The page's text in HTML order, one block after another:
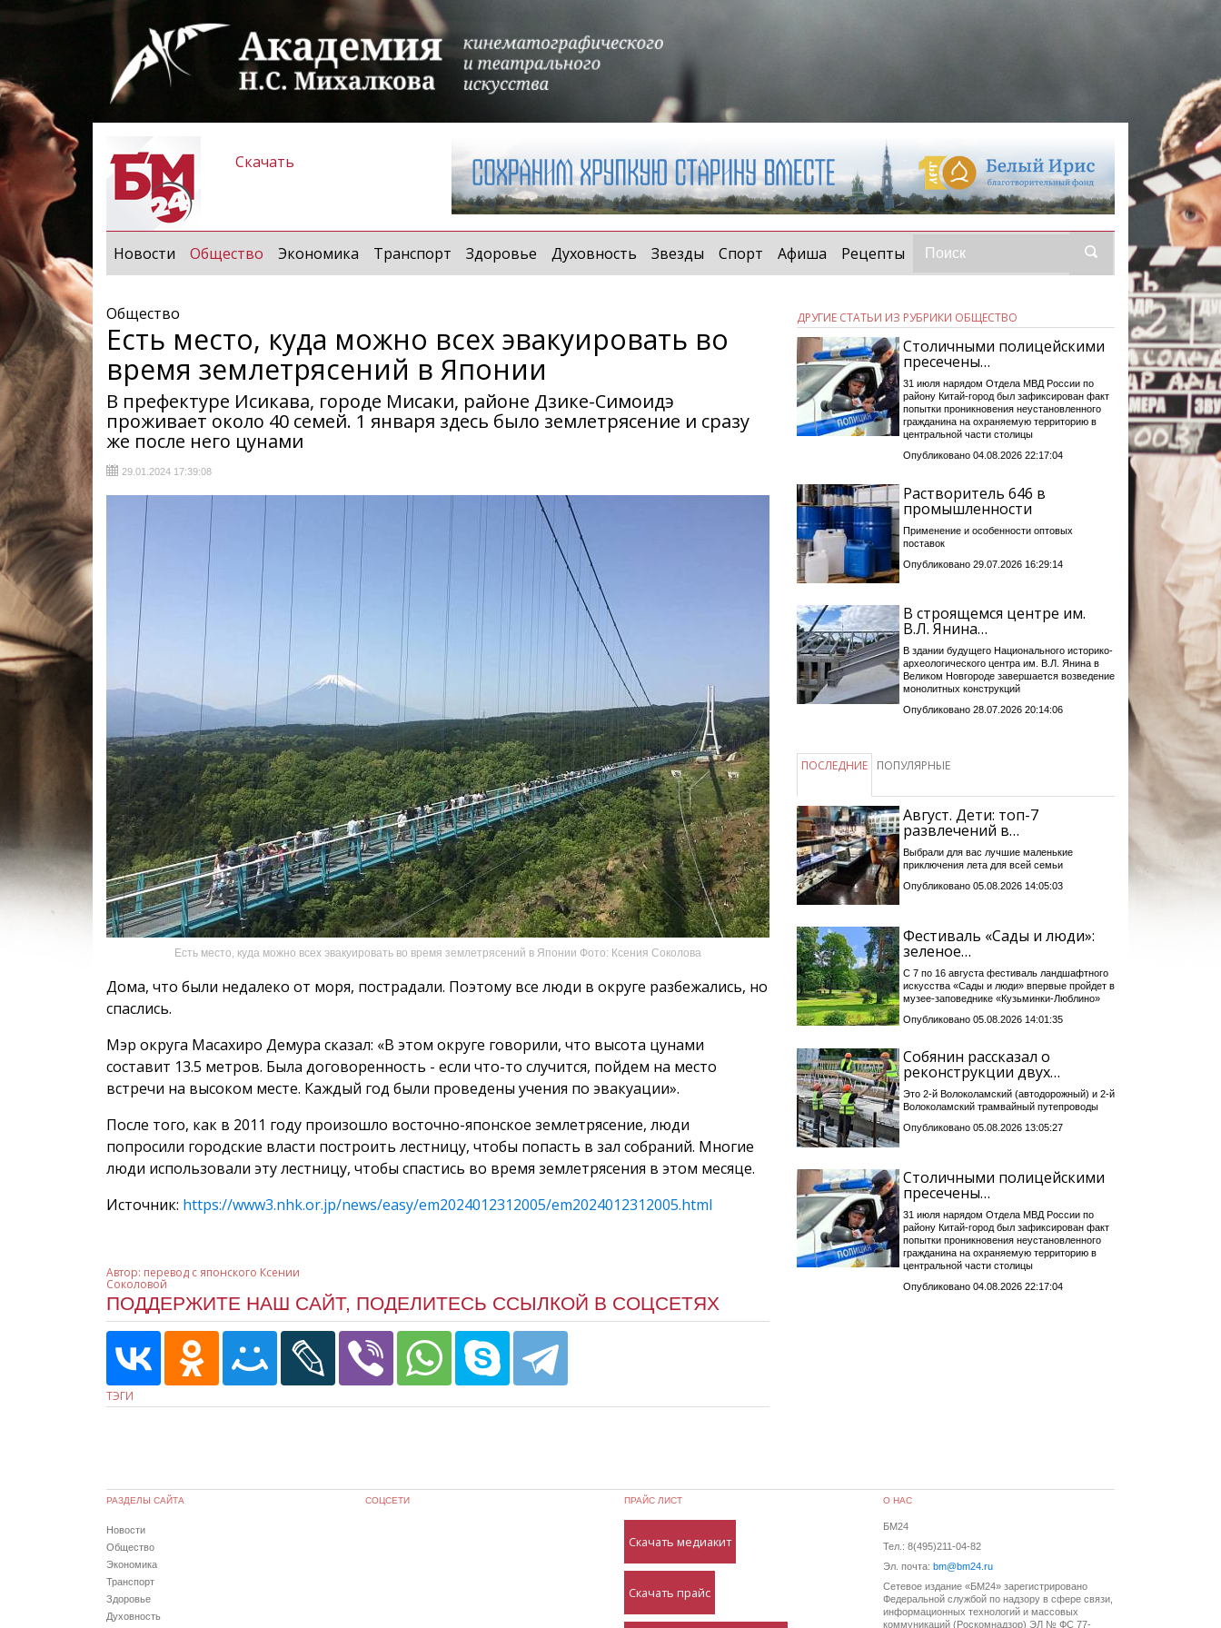
Скачать
Новости Общество (current)
Экономика Транспорт Здоровье Духовность Звезды Спорт Афиша Рецепты
Общество
Есть место, куда можно всех эвакуировать во
время землетрясений в Японии
В префектуре Исикава, городе Мисаки, районе Дзике-Симоидэ
проживает около 40 семей. 1 января здесь было землетрясение и сразу
же после него цунами
29.01.2024 17:39:08
Есть место, куда можно всех эвакуировать во время землетрясений в Японии Фото: Ксения Соколова
Дома, что были недалеко от моря, пострадали. Поэтому все люди в округе разбежались, но
спаслись.
Мэр округа Масахиро Демура сказал: «В этом округе говорили, что высота цунами
составит 13.5 метров. Была договоренность - если что-то случится, пойдем на место
встречи на высоком месте. Каждый год были проведены учения по эвакуации».
После того, как в 2011 году произошло восточно-японское землетрясение, люди
попросили городские власти построить лестницу, чтобы попасть в зал собраний. Многие
люди использовали эту лестницу, чтобы спастись во время землетрясения в этом месяце.
Источник: https://www3.nhk.or.jp/news/easy/em2024012312005/em2024012312005.html
Автор: перевод с японского Ксении
Соколовой
ПОДДЕРЖИТЕ НАШ САЙТ, ПОДЕЛИТЕСЬ ССЫЛКОЙ В СОЦСЕТЯХ
ТЭГИ
ДРУГИЕ СТАТЬИ ИЗ РУБРИКИ ОБЩЕСТВО
Столичными полицейскими
пресечены…
31 июля нарядом Отдела МВД России по
району Китай-город был зафиксирован факт
попытки проникновения неустановленного
гражданина на охраняемую территорию в
центральной части столицы
Опубликовано 04.08.2026 22:17:04
Растворитель 646 в
промышленности
Применение и особенности оптовых
поставок
Опубликовано 29.07.2026 16:29:14
В строящемся центре им.
В.Л. Янина…
В здании будущего Национального историко-
археологического центра им. В.Л. Янина в
Великом Новгороде завершается возведение
монолитных конструкций
Опубликовано 28.07.2026 20:14:06
ПОСЛЕДНИЕ ПОПУЛЯРНЫЕ
Август. Дети: топ-7
развлечений в…
Выбрали для вас лучшие маленькие
приключения лета для всей семьи
Опубликовано 05.08.2026 14:05:03
Фестиваль «Сады и люди»:
зеленое…
С 7 по 16 августа фестиваль ландшафтного
искусства «Сады и люди» впервые пройдет в
музее-заповеднике «Кузьминки-Люблино»
Опубликовано 05.08.2026 14:01:35
Собянин рассказал о
реконструкции двух…
Это 2-й Волоколамский (автодорожный) и 2-й
Волоколамский трамвайный путепроводы
Опубликовано 05.08.2026 13:05:27
Столичными полицейскими
пресечены…
31 июля нарядом Отдела МВД России по
району Китай-город был зафиксирован факт
попытки проникновения неустановленного
гражданина на охраняемую территорию в
центральной части столицы
Опубликовано 04.08.2026 22:17:04
РАЗДЕЛЫ САЙТА
Новости
Общество
Экономика
Транспорт
Здоровье
Духовность
СОЦСЕТИ ПРАЙС ЛИСТ
Скачать медиакит
Скачать прайс
О НАС
БМ24
Тел.: 8(495)211-04-82
Эл. почта: bm@bm24.ru
Сетевое издание «БМ24» зарегистрировано
Федеральной службой по надзору в сфере связи,
информационных технологий и массовых
коммуникаций (Роскомнадзор) ЭЛ № ФС 77-